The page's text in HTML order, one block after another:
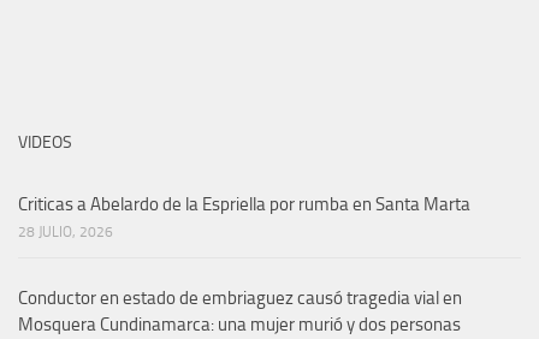
VIDEOS
Criticas a Abelardo de la Espriella por rumba en Santa Marta
28 JULIO, 2026
Conductor en estado de embriaguez causó tragedia vial en
Mosquera Cundinamarca: una mujer murió y dos personas